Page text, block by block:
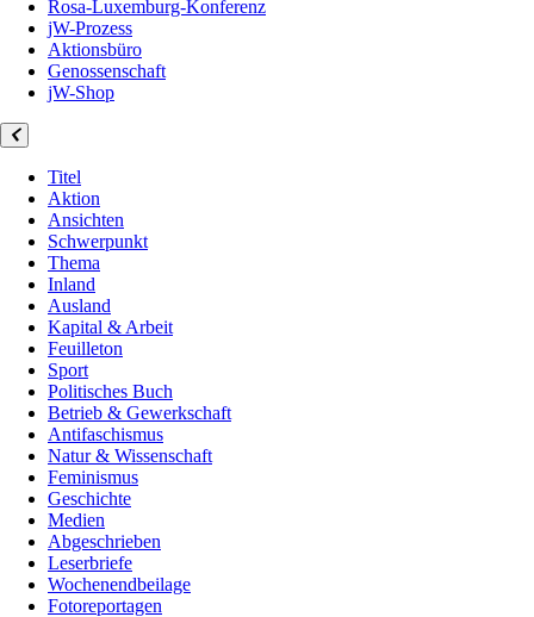
Rosa-Luxemburg-Konferenz
jW-Prozess
Aktionsbüro
Genossenschaft
jW-Shop
Titel
Aktion
Ansichten
Schwerpunkt
Thema
Inland
Ausland
Kapital & Arbeit
Feuilleton
Sport
Politisches Buch
Betrieb & Gewerkschaft
Antifaschismus
Natur & Wissenschaft
Feminismus
Geschichte
Medien
Abgeschrieben
Leserbriefe
Wochenendbeilage
Fotoreportagen